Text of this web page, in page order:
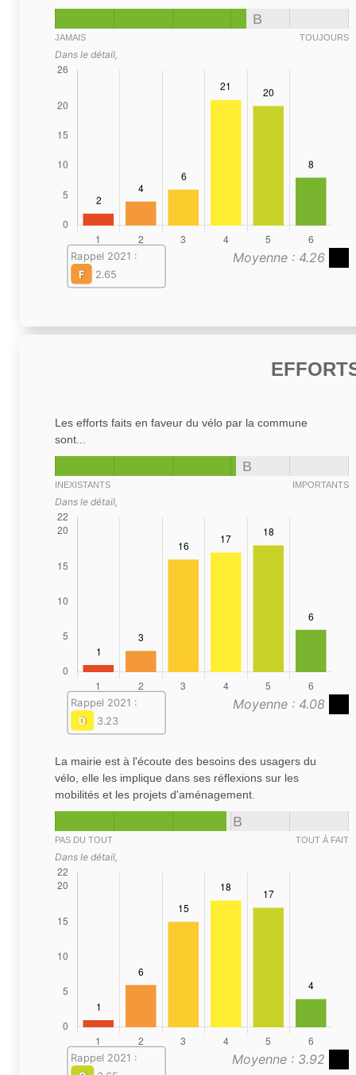
B
JAMAIS TOUJOURS
Dans le détail,
Moyenne : 4.26
Rappel 2021 :
F
2.65
Les efforts faits en faveur du vélo par la commune
sont...
B
INEXISTANTS IMPORTANTS
Dans le détail,
Moyenne : 4.08
Rappel 2021 :
D
3.23
La mairie est à l'écoute des besoins des usagers du
vélo, elle les implique dans ses réflexions sur les
mobilités et les projets d'aménagement.
B
PAS DU TOUT TOUT À FAIT
Dans le détail,
Moyenne : 3.92
Rappel 2021 :